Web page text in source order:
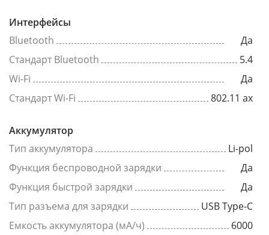
Интерфейсы
Bluetooth
Да
Стандарт Bluetooth
5.4
Wi-Fi
Да
Стандарт Wi-Fi
802.11 ax
Аккумулятор
Тип аккумулятора
Li-pol
Функция беспроводной зарядки
Да
Функция быстрой зарядки
Да
Тип разъема для зарядки
USB Type-C
Емкость аккумулятора (мА/ч)
6000